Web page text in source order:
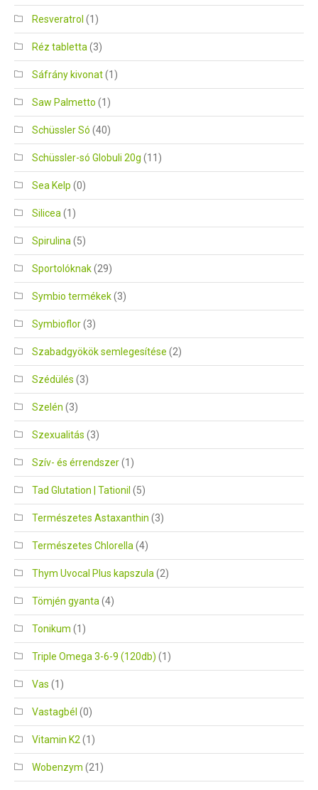
Resveratrol (1)
Réz tabletta(3)
Sáfrány kivonat(1)
Saw Palmetto (1)
Schüssler Só (40)
Schüssler-só Globuli 20g (11)
Sea Kelp (0)
Silicea(1)
Spirulina(5)
Sportolóknak(29)
Symbio termékek(3)
Symbioflor(3)
Szabadgyökök semlegesítése (2)
Szédülés (3)
Szelén (3)
Szexualitás (3)
Szív- és érrendszer(1)
Tad Glutation | Tationil (5)
Természetes Astaxanthin (3)
Természetes Chlorella(4)
Thym Uvocal Plus kapszula(2)
Tömjén gyanta(4)
Tonikum (1)
Triple Omega 3-6-9 (120db) (1)
Vas (1)
Vastagbél (0)
Vitamin K2(1)
Wobenzym (21)